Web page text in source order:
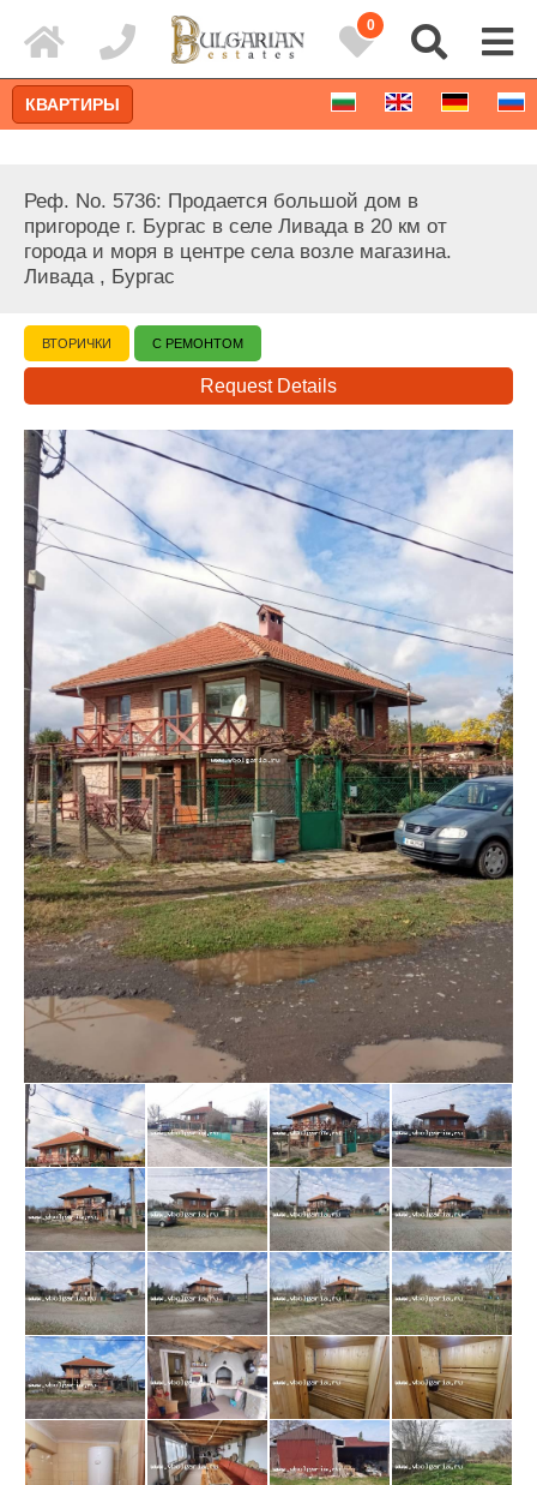
0
Расширенный поиск
КВАРТИРЫ
Реф. No. 5736: Продается большой дом в
пригороде г. Бургас в селе Ливада в 20 км от
города и моря в центре села возле магазина.
Ливада , Бургас
ВТОРИЧКИ С РЕМОНТОМ
Request Details